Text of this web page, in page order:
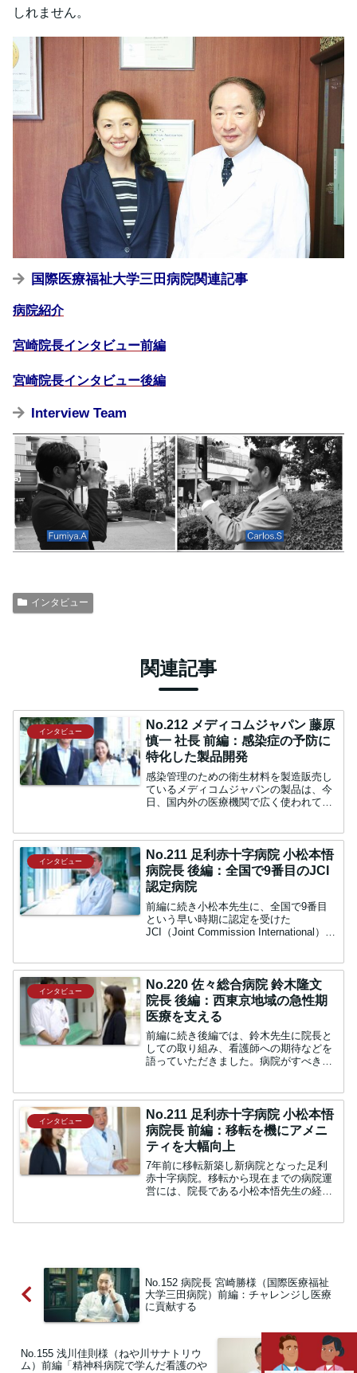
しれません。
国際医療福祉大学三田病院関連記事
病院紹介
宮崎院長インタビュー前編
宮崎院長インタビュー後編
Interview Team
インタビュー
関連記事
インタビュー
No.212 メディコムジャパン 藤原
慎一 社長 前編：感染症の予防に
特化した製品開発
感染管理のための衛生材料を製造販売し
ているメディコムジャパンの製品は、今
日、国内外の医療機関で広く使われてい
伺いしました。感染管理に特化した衛生
材料を販売中：今回はメディ...
インタビュー
No.211 足利赤十字病院 小松本悟
病院長 後編：全国で9番目のJCI
認定病院
前編に続き小松本先生に、全国で9番目
という早い時期に認定を受けた
JCI（Joint Commission International）取
田：院長が経営のロジックに基づいて...
インタビュー
No.220 佐々総合病院 鈴木隆文
院長 後編：西東京地域の急性期
医療を支える
前編に続き後編では、鈴木先生に院長と
しての取り組み、看護師への期待などを
語っていただきました。病院がすべきこ
が、いかがでしょうか。鈴木：まだ苦労
する段階までたどり着いてい...
インタビュー
No.211 足利赤十字病院 小松本悟
病院長 前編：移転を機にアメニ
ティを大幅向上
7年前に移転新築し新病院となった足利
赤十字病院。移転から現在までの病院運
営には、院長である小松本悟先生の経営
No.152 病院長 宮崎勝様（国際医療福祉
大学三田病院）前編：チャレンジし医療
に貢献する
No.155 浅川佳則様（ねや川サナトリウ
ム）前編「精神科病院で学んだ看護のや